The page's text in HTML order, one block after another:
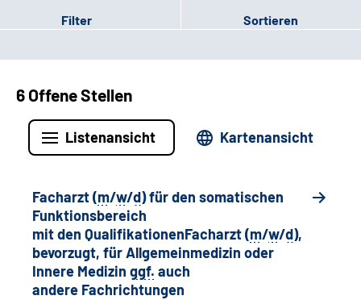
Filter Sortieren
6 Offene Stellen
Listenansicht Kartenansicht
Facharzt (m/w/d) für den somatischen
Funktionsbereich
mit den QualifikationenFacharzt (m/w/d),
bevorzugt, für Allgemeinmedizin oder
Innere Medizin ggf. auch
andere Fachrichtungen